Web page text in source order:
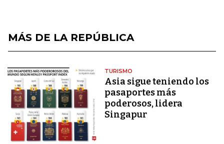
MÁS DE LA REPÚBLICA
TURISMO
Asia sigue teniendo los
pasaportes más
poderosos, lidera
Singapur